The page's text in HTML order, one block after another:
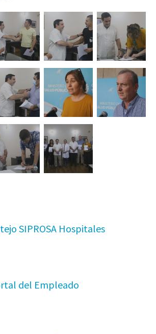
SIPROSA Hospitales
del Empleado